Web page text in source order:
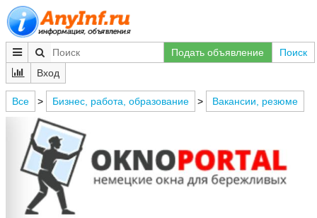
Подать объявление
Поиск
Вход
Все > Бизнес, работа, образование > Вакансии, резюме